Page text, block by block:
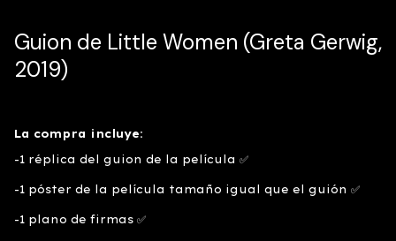
Guion de Little Women (Greta Gerwig,
2019)
La compra incluye:
-1 réplica del guion de la película ✅
-1 póster de la película tamaño igual que el guión ✅
-1 plano de firmas ✅